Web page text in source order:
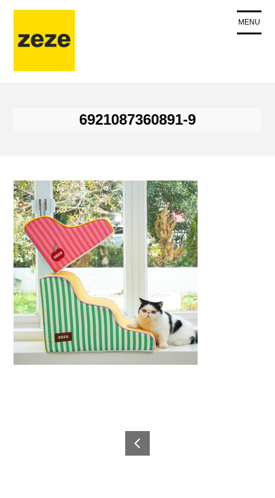
MENU
6921087360891-9